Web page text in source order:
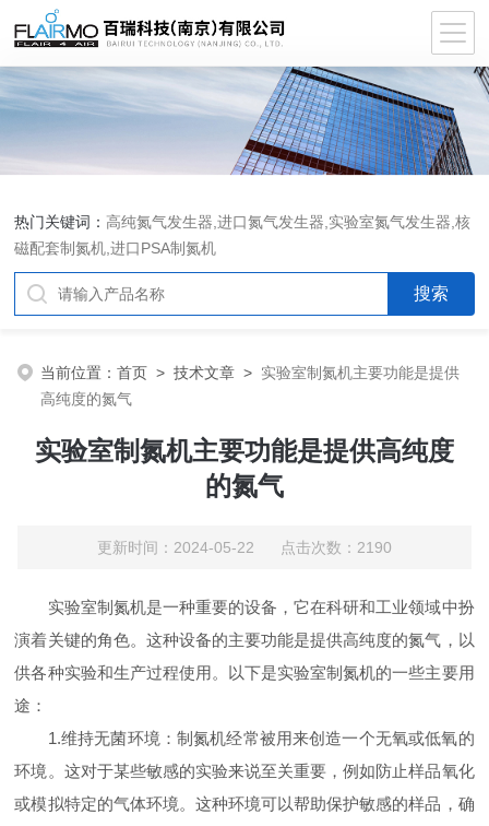
热门关键词： 高纯氮气发生器,进口氮气发生器,实验室氮气发生器,核
磁配套制氮机,进口PSA制氮机
当前位置：首页 >技术文章 > 实验室制氮机主要功能是提供
高纯度的氮气
实验室制氮机主要功能是提供高纯度
的氮气
更新时间：2024-05-22 点击次数：2190
实验室制氮机是一种重要的设备，它在科研和工业领域中扮
演着关键的角色。这种设备的主要功能是提供高纯度的氮气，以
供各种实验和生产过程使用。以下是实验室制氮机的一些主要用
途：
1.维持无菌环境：制氮机经常被用来创造一个无氧或低氧的
环境。这对于某些敏感的实验来说至关重要，例如防止样品氧化
或模拟特定的气体环境。这种环境可以帮助保护敏感的样品，确